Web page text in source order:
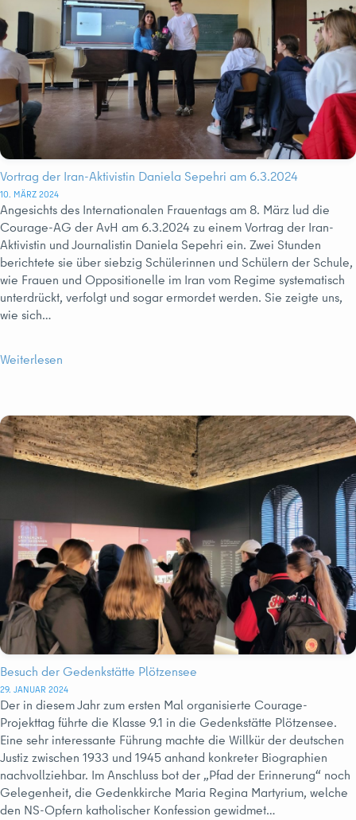
Vortrag der Iran-Aktivistin Daniela Sepehri am 6.3.2024
10. MÄRZ 2024
Angesichts des Internationalen Frauentags am 8. März lud die
Courage-AG der AvH am 6.3.2024 zu einem Vortrag der Iran-
Aktivistin und Journalistin Daniela Sepehri ein. Zwei Stunden
berichtete sie über siebzig Schülerinnen und Schülern der Schule,
wie Frauen und Oppositionelle im Iran vom Regime systematisch
unterdrückt, verfolgt und sogar ermordet werden. Sie zeigte uns,
wie sich…
Weiterlesen
Besuch der Gedenkstätte Plötzensee
29. JANUAR 2024
Der in diesem Jahr zum ersten Mal organisierte Courage-
Projekttag führte die Klasse 9.1 in die Gedenkstätte Plötzensee.
Eine sehr interessante Führung machte die Willkür der deutschen
Justiz zwischen 1933 und 1945 anhand konkreter Biographien
nachvollziehbar. Im Anschluss bot der „Pfad der Erinnerung“ noch
Gelegenheit, die Gedenkkirche Maria Regina Martyrium, welche
den NS-Opfern katholischer Konfession gewidmet…